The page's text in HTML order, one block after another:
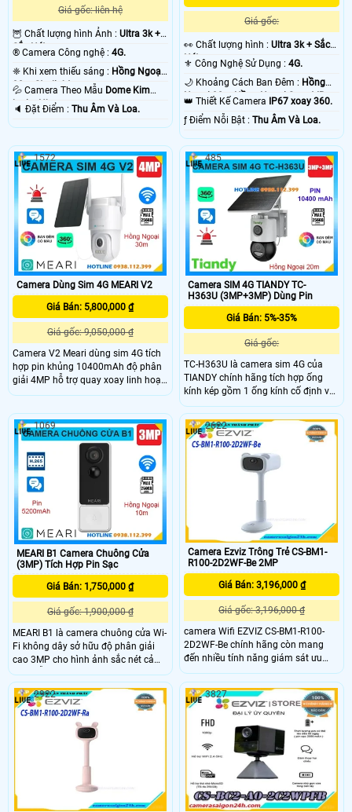
Giá gốc: liên hệ
🦉 Chất lượng hình Ảnh : Ultra 3k +
Sắc Nét .
®️ Camera Công nghệ : 4G.
❈ Khi xem thiếu sáng : Hồng Ngoại
30m Starlight.
💦 Camera Theo Mẫu Dome Kim
loại + Nhựa.
️🔈 Đặt Điểm : Thu Âm Và Loa.
Giá gốc:
️👀 Chất lượng hình :Ultra 3k + Sắc
Nét .
⚜️ Công Nghệ Sử Dụng :4G.
🌙 Khoảng Cách Ban Đêm : Hồng
Ngoại 30m Hồng Ngoại Smart IR.
👑 Thiết Kế Camera
IP67 xoay 360.
️ƒ Điểm Nỗi Bật :Thu Âm Và Loa.
Camera Dùng Sim 4G MEARI V2
Giá Bán: 5,800,000 ₫
Giá gốc: 9,050,000 ₫
Camera V2 Meari dùng sim 4G tích
hợp pin khủng 10400mAh độ phân
giải 4MP hỗ trợ quay xoay linh hoạt
và hồng ngoại có màu ban đêm
đèn LED. Camera hỗ trợ đàm thoại 2
chiều rõ nét, khe cắm thẻ nhớ lên
đến 256GB. Đây là giải pháp giám
sát an ninh hiệu quả, tiện lợi cho cả
trong nhà và ngoài trời.
1572
Camera SIM 4G TIANDY TC-
H363U (3MP+3MP) Dùng Pin
Giá Bán: 5%-35%
Giá gốc:
TC-H363U là camera sim 4G của
TIANDY chính hãng tích hợp ống
kính kép gồm 1 ống kính cố định và
1 ống kính quay xoay 360°, cho hình
ảnh sắc nét với độ phân giải
3MP+3MP. Camera hỗ trợ đèn ánh
sáng trắng tầm xa 20m, mang lại
hình ảnh màu rõ nét cả trong đêm
nhờ công nghệ Color Maker. Camera
thoại 2 chiều, khe cắm thẻ nhớ đến
485
MEARI B1 Camera Chuông Cửa
(3MP) Tích Hợp Pin Sạc
Giá Bán: 1,750,000 ₫
Giá gốc: 1,900,000 ₫
MEARI B1 là camera chuông cửa Wi-
Fi không dây sở hữu độ phân giải
cao 3MP cho hình ảnh sắc nét cả
ngày lẫn đêm với hồng ngoại lên
đến 10m. Nút nhấn camera chuông
cửa tích hợp pin 5200mAh, hỗ trợ
đàm thoại 2 chiều, khe cắm thẻ nhớ
lên đến 256GB. Chuẩn kháng nước
và bụi IP65 giúp MEARI B1 hoạt
1069
Camera Ezviz Trông Trẻ CS-BM1-
R100-2D2WF-Be 2MP
Giá Bán: 3,196,000 ₫
Giá gốc: 3,196,000 ₫
camera Wifi EZVIZ CS-BM1-R100-
2D2WF-Be chính hãng còn mang
đến nhiều tính năng giám sát ưu
việt như đàm thoại 2 chiều, phát
hiện tiếng khóc, phát hiện chuyển
động, ghi hình sắc nét,…. giúp phụ
huynh có thể dễ dàng dõi theo con
nhỏ trong mỗi khoảnh khắc.
2622
2922 3827